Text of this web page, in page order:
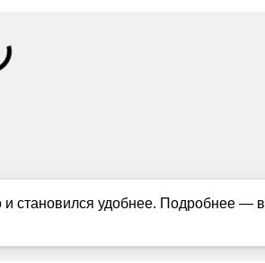
и становился удобнее. Подробнее — в